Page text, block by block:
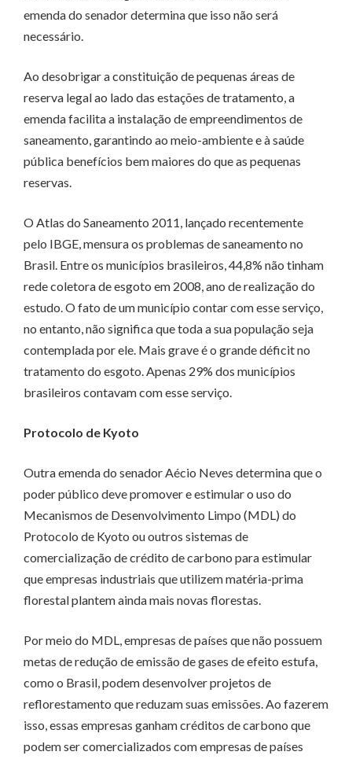
emenda do senador determina que isso não será
necessário.
Ao desobrigar a constituição de pequenas áreas de
reserva legal ao lado das estações de tratamento, a
emenda facilita a instalação de empreendimentos de
saneamento, garantindo ao meio-ambiente e à saúde
pública benefícios bem maiores do que as pequenas
reservas.
O Atlas do Saneamento 2011, lançado recentemente
pelo IBGE, mensura os problemas de saneamento no
Brasil. Entre os municípios brasileiros, 44,8% não tinham
rede coletora de esgoto em 2008, ano de realização do
estudo. O fato de um município contar com esse serviço,
no entanto, não significa que toda a sua população seja
contemplada por ele. Mais grave é o grande déficit no
tratamento do esgoto. Apenas 29% dos municípios
brasileiros contavam com esse serviço.
Protocolo de Kyoto
Outra emenda do senador Aécio Neves determina que o
poder público deve promover e estimular o uso do
Mecanismos de Desenvolvimento Limpo (MDL) do
Protocolo de Kyoto ou outros sistemas de
comercialização de crédito de carbono para estimular
que empresas industriais que utilizem matéria-prima
florestal plantem ainda mais novas florestas.
Por meio do MDL, empresas de países que não possuem
metas de redução de emissão de gases de efeito estufa,
como o Brasil, podem desenvolver projetos de
reflorestamento que reduzam suas emissões. Ao fazerem
isso, essas empresas ganham créditos de carbono que
podem ser comercializados com empresas de países